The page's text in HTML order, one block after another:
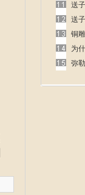
送
送
铜
呢
为
弥